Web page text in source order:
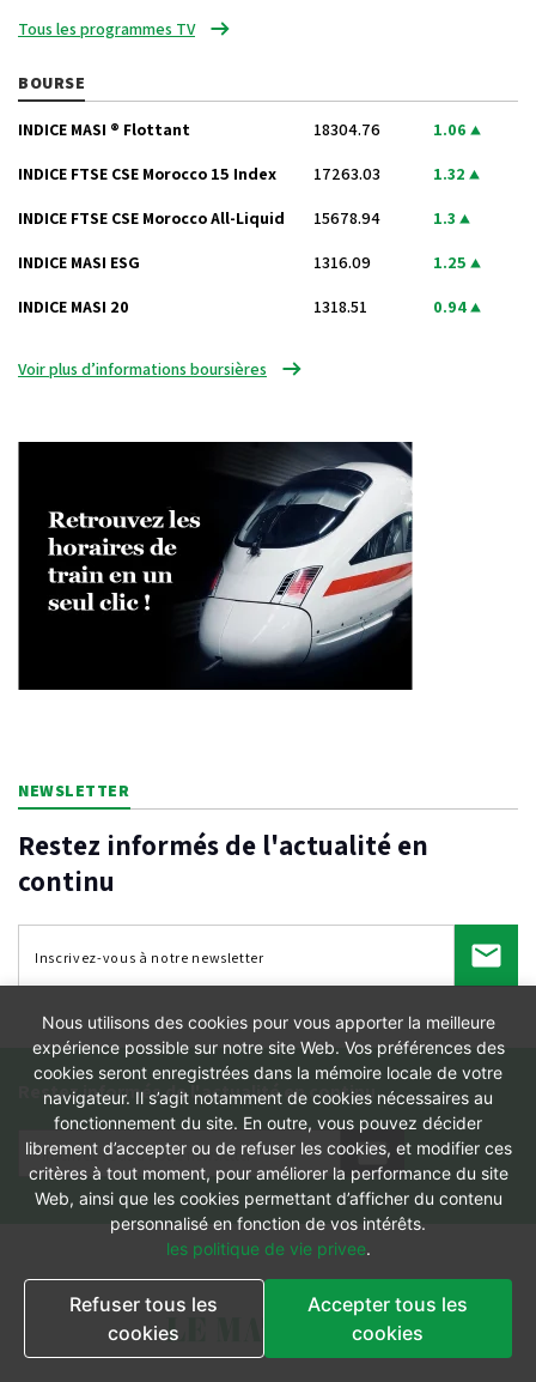
Tous les programmes TV
BOURSE
INDICE MASI ® Flottant 18304.76 1.06
INDICE FTSE CSE Morocco 15 Index 17263.03 1.32
INDICE FTSE CSE Morocco All-Liquid 15678.94 1.3
INDICE MASI ESG 1316.09 1.25
INDICE MASI 20 1318.51 0.94
Voir plus d’informations boursières
NEWSLETTER
Restez informés de l'actualité en
continu
Restez informés de l'actualité en continu
Nous utilisons des cookies pour vous apporter la meilleure
expérience possible sur notre site Web. Vos préférences des
cookies seront enregistrées dans la mémoire locale de votre
navigateur. Il s’agit notamment de cookies nécessaires au
fonctionnement du site. En outre, vous pouvez décider
librement d’accepter ou de refuser les cookies, et modifier ces
critères à tout moment, pour améliorer la performance du site
Web, ainsi que les cookies permettant d’afficher du contenu
personnalisé en fonction de vos intérêts.
les politique de vie privee.
Refuser tous les
cookies
Accepter tous les
cookies